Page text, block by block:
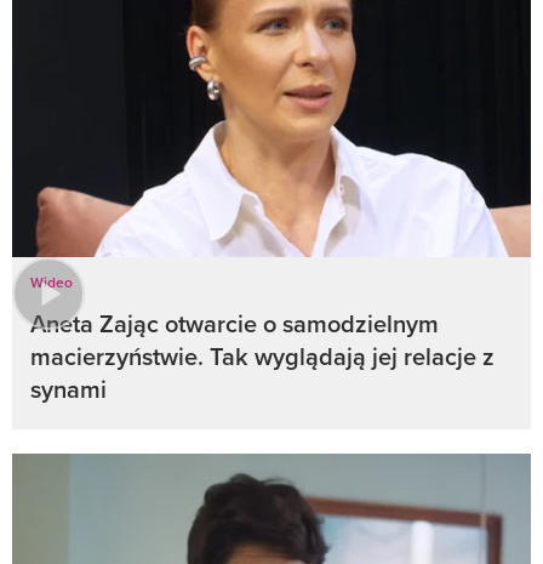
Wideo
Aneta Zając otwarcie o samodzielnym
macierzyństwie. Tak wyglądają jej relacje z
synami